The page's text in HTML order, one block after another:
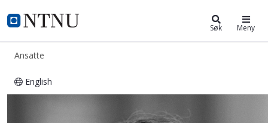
NTNU Hjemmeside
ntnu.no Søk Meny
Ansatte
English
Gunhild Marie Roald